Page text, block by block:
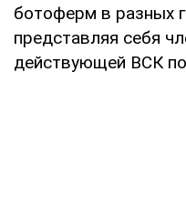
ботоферм в разных
представляя себя
действующей ВСК